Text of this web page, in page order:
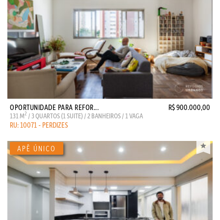
OPORTUNIDADE PARA REFOR... R$ 900.000,00
131 M2 / 3 QUARTOS (1 SUITE) / 2 BANHEIROS / 1 VAGA
RU: 10071 - PERDIZES